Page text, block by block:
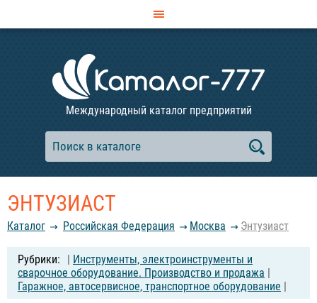
Международный каталог предприятий
ЭНТУЗИАСТ
Каталог Российcкая Федерация Москва Энтузиаст
| Инструменты, электроинструменты и
сварочное оборудование. Производство и продажа |
Гаражное, автосервисное, транспортное оборудование |